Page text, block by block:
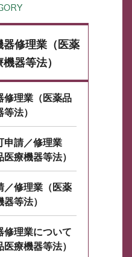
器修理業（医薬
器等法）
修理業（医薬品
法）
申請／修理業
医療機器等法）
／修理業（医薬
等法）
修理業について
医療機器等法）